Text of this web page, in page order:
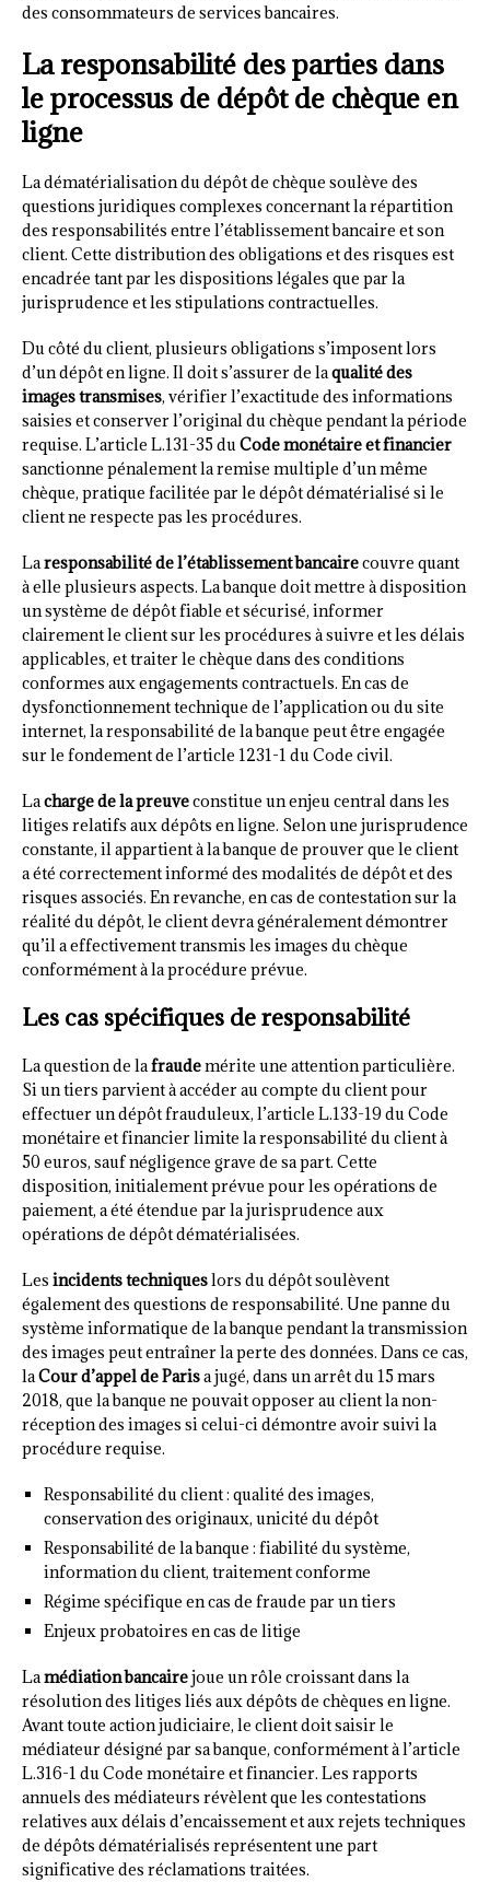
des consommateurs de services bancaires.
La responsabilité des parties dans
le processus de dépôt de chèque en
ligne
La dématérialisation du dépôt de chèque soulève des
questions juridiques complexes concernant la répartition
des responsabilités entre l’établissement bancaire et son
client. Cette distribution des obligations et des risques est
encadrée tant par les dispositions légales que par la
jurisprudence et les stipulations contractuelles.
Du côté du client, plusieurs obligations s’imposent lors
d’un dépôt en ligne. Il doit s’assurer de laqualité des
images transmises, vérifier l’exactitude des informations
saisies et conserver l’original du chèque pendant la période
requise. L’article L.131-35 duCode monétaire et financier
sanctionne pénalement la remise multiple d’un même
chèque, pratique facilitée par le dépôt dématérialisé si le
client ne respecte pas les procédures.
Laresponsabilité de l’établissement bancairecouvre quant
à elle plusieurs aspects. La banque doit mettre à disposition
un système de dépôt fiable et sécurisé, informer
clairement le client sur les procédures à suivre et les délais
applicables, et traiter le chèque dans des conditions
conformes aux engagements contractuels. En cas de
dysfonctionnement technique de l’application ou du site
internet, la responsabilité de la banque peut être engagée
sur le fondement de l’article 1231-1 du Code civil.
Lacharge de la preuveconstitue un enjeu central dans les
litiges relatifs aux dépôts en ligne. Selon une jurisprudence
constante, il appartient à la banque de prouver que le client
a été correctement informé des modalités de dépôt et des
risques associés. En revanche, en cas de contestation sur la
réalité du dépôt, le client devra généralement démontrer
qu’il a effectivement transmis les images du chèque
conformément à la procédure prévue.
Les cas spécifiques de responsabilité
La question de lafraudemérite une attention particulière.
Si un tiers parvient à accéder au compte du client pour
effectuer un dépôt frauduleux, l’article L.133-19 du Code
monétaire et financier limite la responsabilité du client à
50 euros, sauf négligence grave de sa part. Cette
disposition, initialement prévue pour les opérations de
paiement, a été étendue par la jurisprudence aux
opérations de dépôt dématérialisées.
Les incidents techniqueslors du dépôt soulèvent
également des questions de responsabilité. Une panne du
système informatique de la banque pendant la transmission
des images peut entraîner la perte des données. Dans ce cas,
laCour d’appel de Parisa jugé, dans un arrêt du 15 mars
2018, que la banque ne pouvait opposer au client la non-
réception des images si celui-ci démontre avoir suivi la
procédure requise.
Responsabilité du client : qualité des images,
conservation des originaux, unicité du dépôt
Responsabilité de la banque : fiabilité du système,
information du client, traitement conforme
Régime spécifique en cas de fraude par un tiers
Enjeux probatoires en cas de litige
Lamédiation bancairejoue un rôle croissant dans la
résolution des litiges liés aux dépôts de chèques en ligne.
Avant toute action judiciaire, le client doit saisir le
médiateur désigné par sa banque, conformément à l’article
L.316-1 du Code monétaire et financier. Les rapports
annuels des médiateurs révèlent que les contestations
relatives aux délais d’encaissement et aux rejets techniques
de dépôts dématérialisés représentent une part
significative des réclamations traitées.